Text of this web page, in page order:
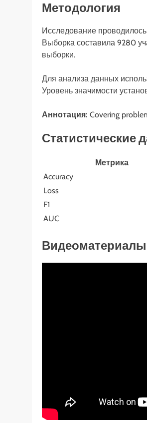
Методология
Исследование
Выборка составила 9280
выборки.
Для анализа данных
Уровень значимости
Аннотация: Covering
Статистические
Метрика
Accuracy
Loss
F1
AUC